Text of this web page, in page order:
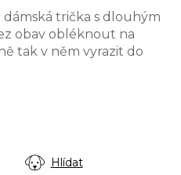
dámská trička s dlouhým
obav obléknout na
tak v něm vyrazit do
Hlídat